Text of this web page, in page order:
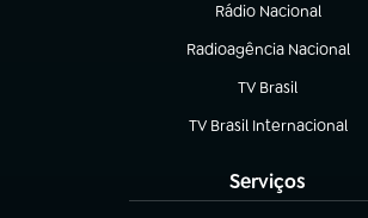
Rádio Nacional
(abre em nova aba)
Radioagência Nacional
(abre em nova aba)
TV Brasil
(abre em nova aba)
TV Brasil Internacional
(abre em nova aba)
Serviços